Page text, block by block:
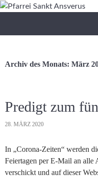
Zum
Archiv des Monats: März
Predigt zum
28. MÄRZ 2020
In „Corona-Zeiten“ werden
Feiertagen per E-Mail an alle
verschickt und auf dieser